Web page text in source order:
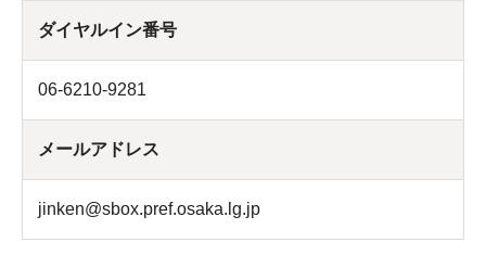
ダイヤルイン番号
06-6210-9281
メールアドレス
jinken@sbox.pref.osaka.lg.jp